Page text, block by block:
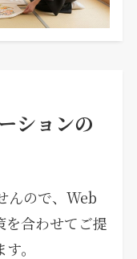
ションの
んので、Web
を合わせてご提
。